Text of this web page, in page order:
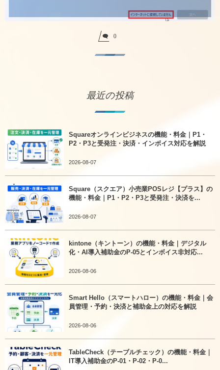
0
最近の投稿
Squareオンラインビジネスの機能・料金｜P1・
P2・P3と受発注・決済・インボイス対応を解説
2026-08-07
Square（スクエア）小売業POSレジ【プラス】の
機能・料金｜P1・P2・P3と受発注・決済を...
2026-08-07
kintone（キントーン）の機能・料金｜デジタル
化・AI導入補助金のP-05とインボイス非対応...
2026-08-06
Smart Hello（スマートハロー）の機能・料金｜会
員管理・予約・決済と補助金上の対応を解説
2026-08-06
TableCheck（テーブルチェック）の機能・料金｜
IT導入補助金のP-01・P-02・P-0...